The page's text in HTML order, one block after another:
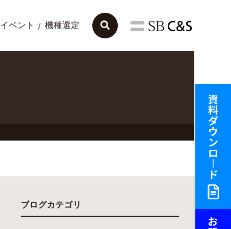
イベント 機種選定
ブログカテゴリ